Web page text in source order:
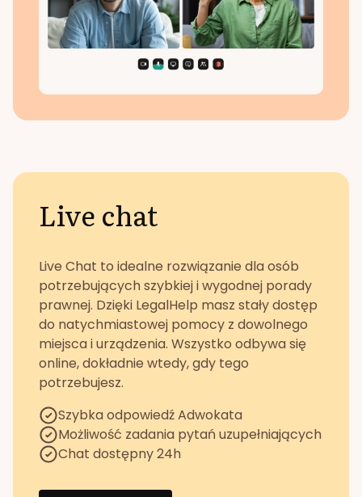
Live chat
Live Chat to idealne rozwiązanie dla osób
potrzebujących szybkiej i wygodnej porady
prawnej. Dzięki LegalHelp masz stały dostęp
do natychmiastowej pomocy z dowolnego
miejsca i urządzenia. Wszystko odbywa się
online, dokładnie wtedy, gdy tego
potrzebujesz.
Szybka odpowiedź Adwokata
Możliwość zadania pytań uzupełniających
Chat dostępny 24h